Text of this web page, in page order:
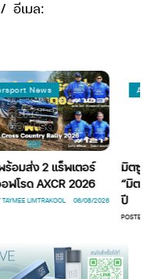
อีเมล:
ร็พเตอร์
2026
06/08/2026
Automotive
มิตซูบิชิ Enjoy
“มิตซูรุ” รีเฟรช
ปี
JUTAMAS